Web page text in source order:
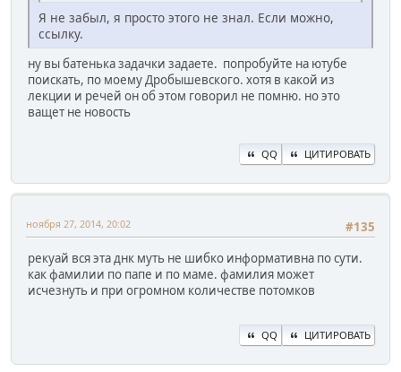
Я не забыл, я просто этого не знал. Если можно,
ссылку.
ну вы батенька задачки задаете. попробуйте на ютубе
поискать, по моему Дробышевского. хотя в какой из
лекции и речей он об этом говорил не помню. но это
ващет не новость
QQ ЦИТИРОВАТЬ
#135
ноября 27, 2014, 20:02
рекуай вся эта днк муть не шибко информативна по сути.
как фамилии по папе и по маме. фамилия может
исчезнуть и при огромном количестве потомков
QQ ЦИТИРОВАТЬ